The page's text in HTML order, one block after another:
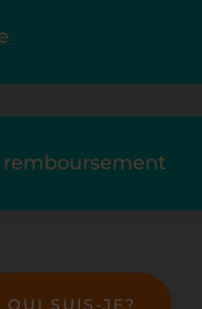
remboursement
QUI SUIS-JE?